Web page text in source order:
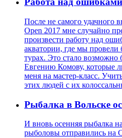
После не самого удачного
Open 2017 мне случайно
произвести работу над
акватории, где мы
турах. Это стало возможно
Евгению Комову, которые
меня на мастер-класс.
этих людей с их
Рыбалка в Вольске
И вновь осенняя рыбалка
рыболовы отправились на